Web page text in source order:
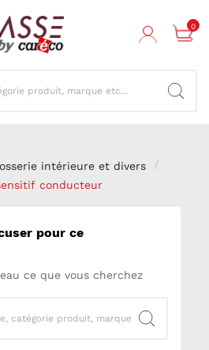
0
intérieure et divers
conducteur
pour ce
ce que vous cherchez